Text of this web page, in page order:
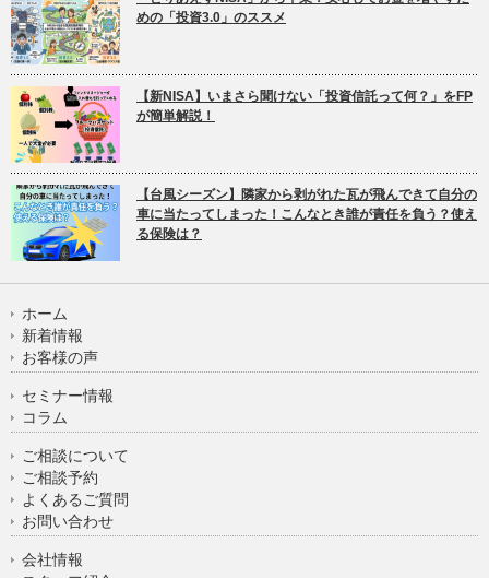
めの「投資3.0」のススメ
【新NISA】いまさら聞けない「投資信託って何？」をFP
が簡単解説！
【台風シーズン】隣家から剥がれた瓦が飛んできて自分の
車に当たってしまった！こんなとき誰が責任を負う？使え
る保険は？
ホーム
新着情報
お客様の声
セミナー情報
コラム
ご相談について
ご相談予約
よくあるご質問
お問い合わせ
会社情報